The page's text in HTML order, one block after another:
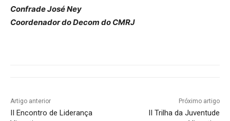
Confrade José Ney
Coordenador do Decom do CMRJ
Artigo anterior
II Encontro de Liderança
Próximo artigo
II Trilha da Juventude